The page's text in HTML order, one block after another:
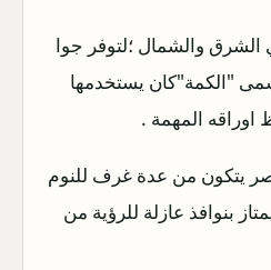
والشمال ؛لتوفر جوا
"الكمة"كان يستخدمها
اوراقه المهمة .
يتكون من عدة غرف للنوم
بنوافذ عازلة للرؤية من